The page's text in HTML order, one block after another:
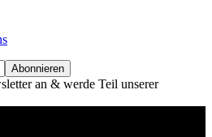
Abonnieren
an & werde Teil unserer